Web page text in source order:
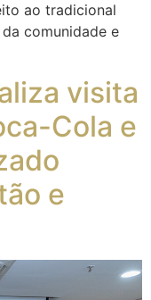
ao tradicional
comunidade e
visita
Cola e
e